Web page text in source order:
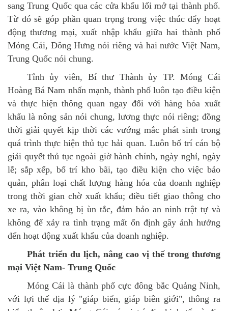
sang Trung Quốc qua các cửa khẩu lối mở tại thành phố.
Từ đó sẽ góp phần quan trọng trong việc thúc đẩy hoạt
động thương mại, xuất nhập khẩu giữa hai thành phố
Móng Cái, Đông Hưng nói riêng và hai nước Việt Nam,
Trung Quốc nói chung.
Tỉnh ủy viên, Bí thư Thành ủy TP. Móng Cái
Hoàng Bá Nam nhấn mạnh, thành phố luôn tạo điều kiện
và thực hiện thông quan ngay đối với hàng hóa xuất
khẩu là nông sản nói chung, lương thực nói riêng; đồng
thời giải quyết kịp thời các vướng mắc phát sinh trong
quá trình thực hiện thủ tục hải quan. Luôn bố trí cán bộ
giải quyết thủ tục ngoài giờ hành chính, ngày nghỉ, ngày
lễ; sắp xếp, bố trí kho bãi, tạo điều kiện cho việc bảo
quản, phân loại chất lượng hàng hóa của doanh nghiệp
trong thời gian chờ xuất khẩu; điều tiết giao thông cho
xe ra, vào không bị ùn tắc, đảm bảo an ninh trật tự và
không để xảy ra tình trạng mất ổn định gây ảnh hưởng
đến hoạt động xuất khẩu của doanh nghiệp.
Phát triển du lịch, nâng cao vị thế trong thương
mại Việt Nam- Trung Quốc
Móng Cái là thành phố cực đông bắc Quảng Ninh,
với lợi thế địa lý "giáp biển, giáp biên giới", thông ra